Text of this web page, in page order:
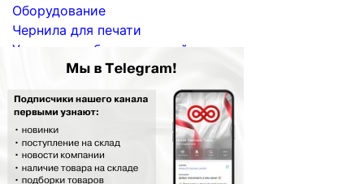
Оборудование
Чернила для печати
Услуги по сублимационной печати